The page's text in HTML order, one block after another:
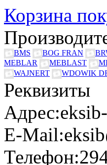
Корзина
BMS BOG FRAN
MEBLAR
MEBLAST
WAJNERT
WDOWIK
Реквизиты
Адрес:
E-Mail:
Телефон: